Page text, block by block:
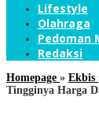
Lifestyle
Olahraga
Pedoman
Redaksi
Homepage » Ekbis
Tingginya Harga